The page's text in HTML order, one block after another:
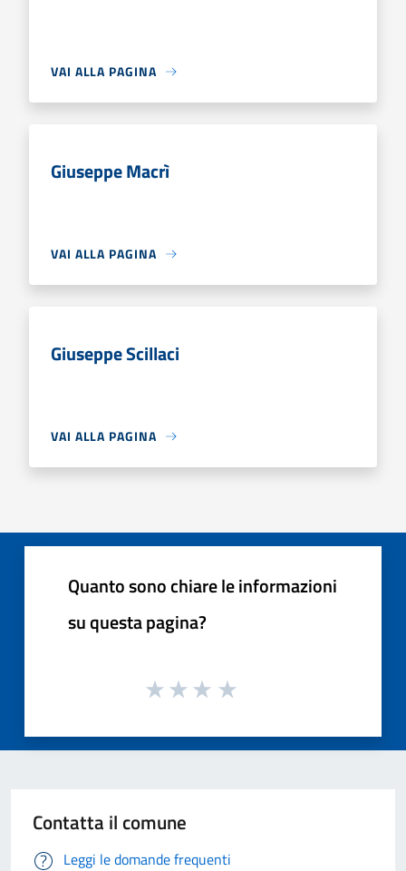
VAI ALLA PAGINA
Giuseppe Macrì
VAI ALLA PAGINA
Giuseppe Scillaci
VAI ALLA PAGINA
Quanto sono chiare le informazioni
su questa pagina?
Contatta il comune
Leggi le domande frequenti